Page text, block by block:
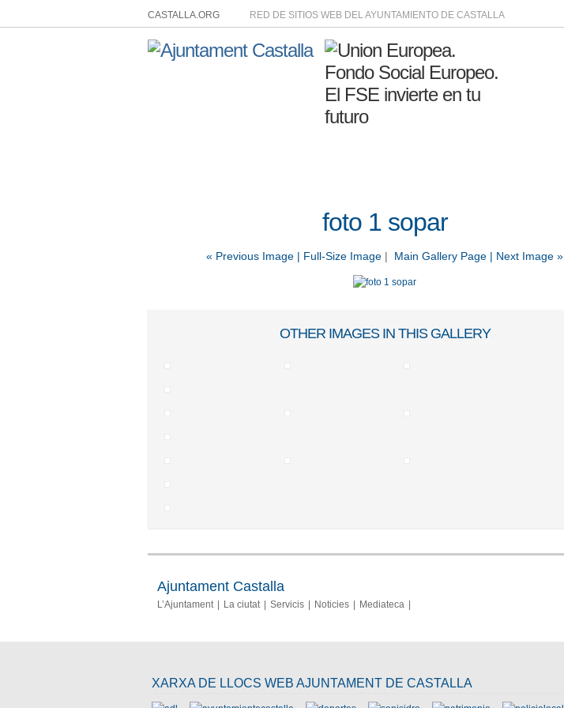
CASTALLA.ORG RED DE SITIOS WEB DEL AYUNTAMIENTO DE CASTALLA
foto 1 sopar
« Previous Image | Full-Size Image | Main Gallery Page | Next Image »
OTHER IMAGES IN THIS GALLERY
Ajuntament Castalla
L’Ajuntament La ciutat Servicis Noticies Mediateca
XARXA DE LLOCS WEB AJUNTAMENT DE CASTALLA